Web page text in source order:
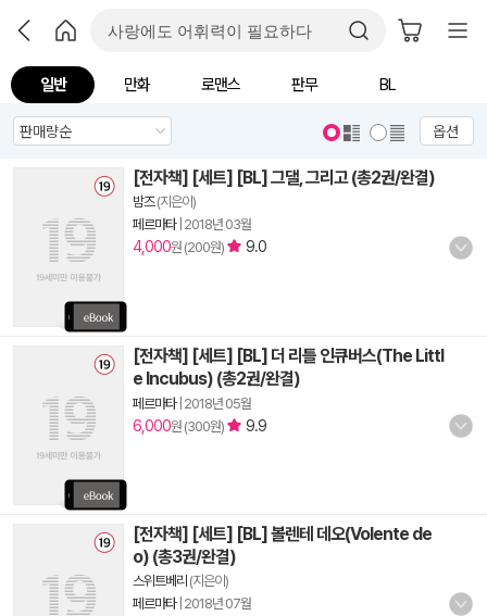
일반 만화 로맨스 판무 BL
옵션
[전자책] [세트] [BL] 그댈, 그리고 (총2권/완결)
밤즈(지은이)
페르마타| 2018년 03월
4,000원 (200원) 9.0
[전자책] [세트] [BL] 더 리틀 인큐버스(The Littl
e Incubus) (총2권/완결)
페르마타| 2018년 05월
6,000원 (300원) 9.9
[전자책] [세트] [BL] 볼렌테 데오(Volente de
o) (총3권/완결)
스위트베리 (지은이)
페르마타| 2018년 07월